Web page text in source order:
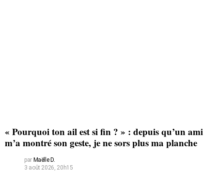
« Pourquoi ton ail est si fin ? » : depuis qu’un ami
m’a montré son geste, je ne sors plus ma planche
par Maëlle D.
3 août 2026, 20h15